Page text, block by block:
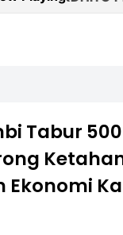
Tabur
Ekonomi